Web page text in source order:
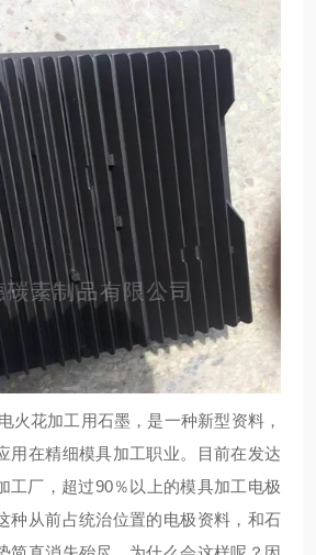
火花加工用石墨，是一种新型资料，
用在精细模具加工职业。目前在发达
工厂，超过90％以上的模具加工电极
种从前占统治位置的电极资料，和石